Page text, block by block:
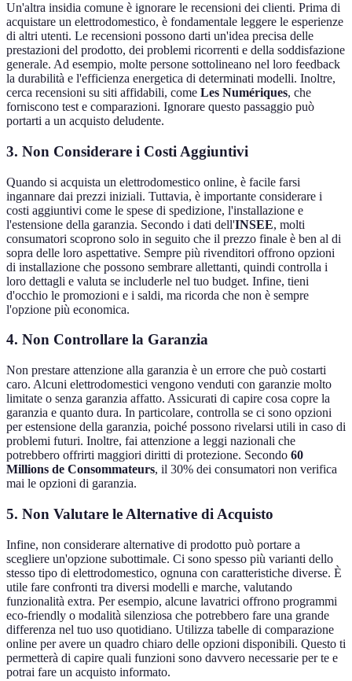
Un'altra insidia comune è ignorare le recensioni dei clienti. Prima di
acquistare un elettrodomestico, è fondamentale leggere le esperienze
di altri utenti. Le recensioni possono darti un'idea precisa delle
prestazioni del prodotto, dei problemi ricorrenti e della soddisfazione
generale. Ad esempio, molte persone sottolineano nel loro feedback
la durabilità e l'efficienza energetica di determinati modelli. Inoltre,
cerca recensioni su siti affidabili, come Les Numériques, che
forniscono test e comparazioni. Ignorare questo passaggio può
portarti a un acquisto deludente.
3. Non Considerare i Costi Aggiuntivi
Quando si acquista un elettrodomestico online, è facile farsi
ingannare dai prezzi iniziali. Tuttavia, è importante considerare i
costi aggiuntivi come le spese di spedizione, l'installazione e
l'estensione della garanzia. Secondo i dati dell'INSEE, molti
consumatori scoprono solo in seguito che il prezzo finale è ben al di
sopra delle loro aspettative. Sempre più rivenditori offrono opzioni
di installazione che possono sembrare allettanti, quindi controlla i
loro dettagli e valuta se includerle nel tuo budget. Infine, tieni
d'occhio le promozioni e i saldi, ma ricorda che non è sempre
l'opzione più economica.
4. Non Controllare la Garanzia
Non prestare attenzione alla garanzia è un errore che può costarti
caro. Alcuni elettrodomestici vengono venduti con garanzie molto
limitate o senza garanzia affatto. Assicurati di capire cosa copre la
garanzia e quanto dura. In particolare, controlla se ci sono opzioni
per estensione della garanzia, poiché possono rivelarsi utili in caso di
problemi futuri. Inoltre, fai attenzione a leggi nazionali che
potrebbero offrirti maggiori diritti di protezione. Secondo 60
Millions de Consommateurs, il 30% dei consumatori non verifica
mai le opzioni di garanzia.
5. Non Valutare le Alternative di Acquisto
Infine, non considerare alternative di prodotto può portare a
scegliere un'opzione subottimale. Ci sono spesso più varianti dello
stesso tipo di elettrodomestico, ognuna con caratteristiche diverse. È
utile fare confronti tra diversi modelli e marche, valutando
funzionalità extra. Per esempio, alcune lavatrici offrono programmi
eco-friendly o modalità silenziosa che potrebbero fare una grande
differenza nel tuo uso quotidiano. Utilizza tabelle di comparazione
online per avere un quadro chiaro delle opzioni disponibili. Questo ti
permetterà di capire quali funzioni sono davvero necessarie per te e
potrai fare un acquisto informato.